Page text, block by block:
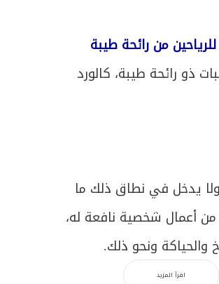
للرياحين من رائحة طيبة
ذو رائحة طيبة، كالورد
يدخل في نطاق ذلك ما
من أعمال شخصية نافعة له،
والحياكة ونحو ذلك.
اقرأ المزيد